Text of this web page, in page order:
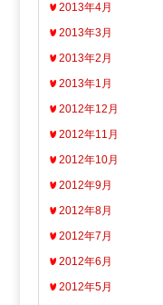
2013年4月
2013年3月
2013年2月
2013年1月
2012年12月
2012年11月
2012年10月
2012年9月
2012年8月
2012年7月
2012年6月
2012年5月